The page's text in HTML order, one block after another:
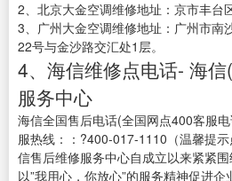
2、北京大金空调维修地址：京市丰台
3、广州大金空调维修地址：广州市南
22号与金沙路交汇处1层。
4、海信维修点电话- 海
服务中心
海信全国售后电话(全国网点400客服
服热线：：?400-017-1110（温馨提
信售后维修服务中心自成立以来紧紧围
以”我用心，你放心”的服务精神促进企